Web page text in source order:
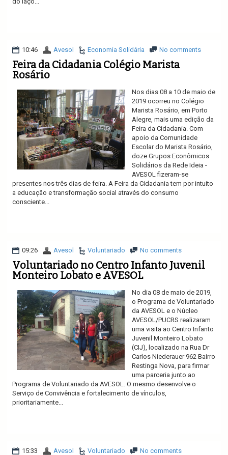
10:46 Avesol Economia Solidária No comments
Feira da Cidadania Colégio Marista
Rosário
Nos dias 08 a 10 de maio de
2019 ocorreu no Colégio
Marista Rosário, em Porto
Alegre, mais uma edição da
Feira da Cidadania. Com
apoio da Comunidade
Escolar do Marista Rosário,
doze Grupos Econômicos
Solidários da Rede Ideia -
AVESOL fizeram-se
presentes nos três dias de feira. A Feira da Cidadania tem por intuito
a educação e transformação social através do consumo
consciente...
09:26 Avesol Voluntariado No comments
Voluntariado no Centro Infanto Juvenil
Monteiro Lobato e AVESOL
No dia 08 de maio de 2019,
o Programa de Voluntariado
da AVESOL e o Núcleo
AVESOL/PUCRS realizaram
uma visita ao Centro Infanto
Juvenil Monteiro Lobato
(CIJ), localizado na Rua Dr
Carlos Niederauer 962 Bairro
Restinga Nova, para firmar
uma parceria junto ao
Programa de Voluntariado da AVESOL. O mesmo desenvolve o
Serviço de Convivência e fortalecimento de vínculos,
prioritariamente...
15:33 Avesol Voluntariado No comments